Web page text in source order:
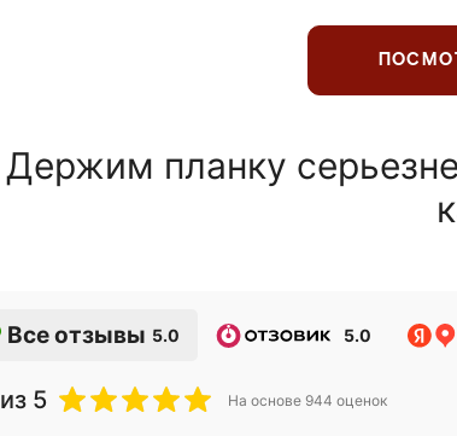
Держим планку
Все отзывы 5.0 5.0
из 5 На основе 944 оценок